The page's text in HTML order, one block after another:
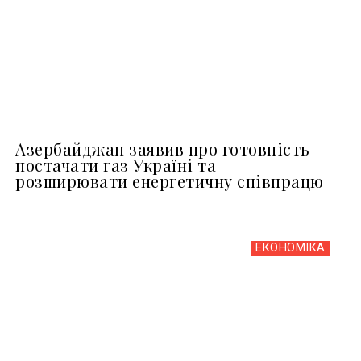
Азербайджан заявив про готовність
постачати газ Україні та
розширювати енергетичну співпрацю
ЕКОНОМІКА